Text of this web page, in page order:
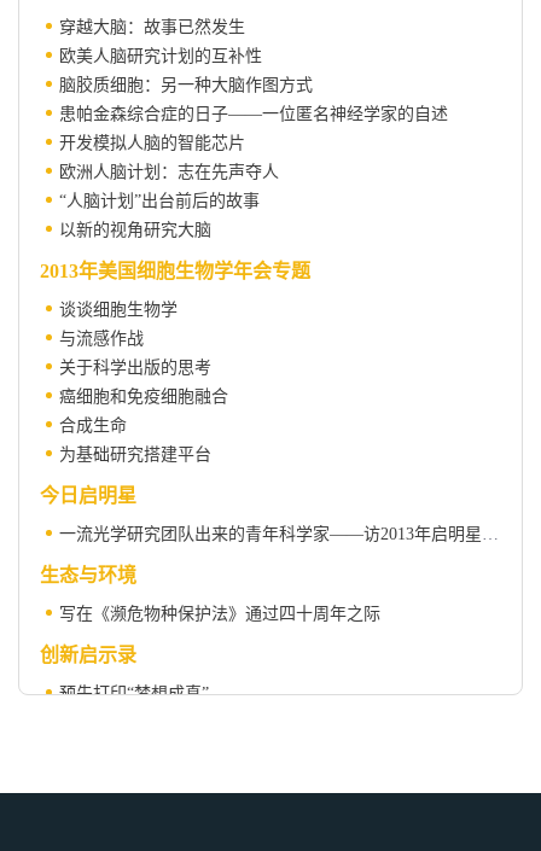
穿越大脑：故事已然发生
欧美人脑研究计划的互补性
脑胶质细胞：另一种大脑作图方式
患帕金森综合症的日子——一位匿名神经学家的自述
开发模拟人脑的智能芯片
欧洲人脑计划：志在先声夺人
“人脑计划”出台前后的故事
以新的视角研究大脑
2013年美国细胞生物学年会专题
谈谈细胞生物学
与流感作战
关于科学出版的思考
癌细胞和免疫细胞融合
合成生命
为基础研究搭建平台
今日启明星
生态与环境
写在《濒危物种保护法》通过四十周年之际
创新启示录
预先打印“梦想成真”